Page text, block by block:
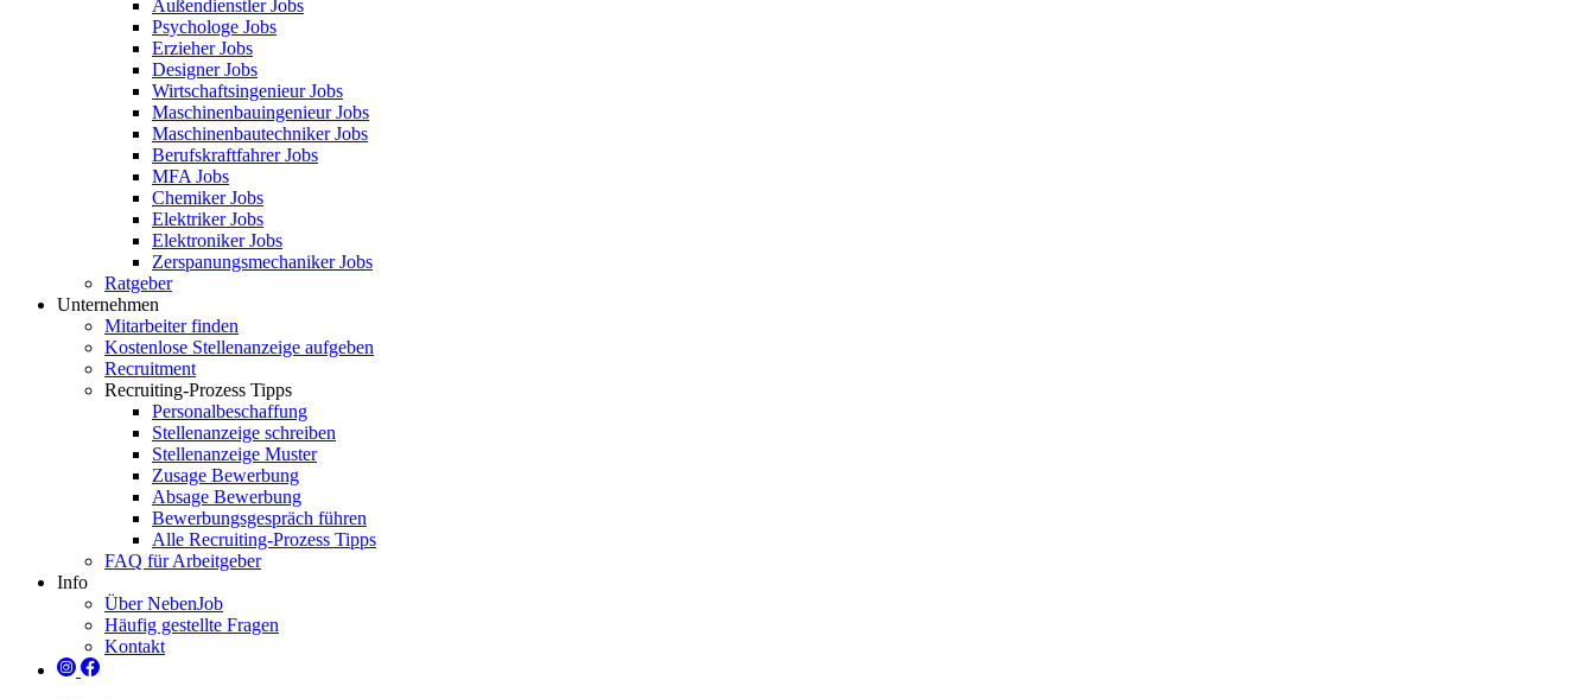
Außendienstler Jobs
Psychologe Jobs
Erzieher Jobs
Designer Jobs
Wirtschaftsingenieur Jobs
Maschinenbauingenieur Jobs
Maschinenbautechniker Jobs
Berufskraftfahrer Jobs
MFA Jobs
Chemiker Jobs
Elektriker Jobs
Elektroniker Jobs
Zerspanungsmechaniker Jobs
Ratgeber
Unternehmen
Mitarbeiter finden
Kostenlose Stellenanzeige aufgeben
Recruitment
Recruiting-Prozess Tipps
Personalbeschaffung
Stellenanzeige schreiben
Stellenanzeige Muster
Zusage Bewerbung
Absage Bewerbung
Bewerbungsgespräch führen
Alle Recruiting-Prozess Tipps
FAQ für Arbeitgeber
Info
Über NebenJob
Häufig gestellte Fragen
Kontakt